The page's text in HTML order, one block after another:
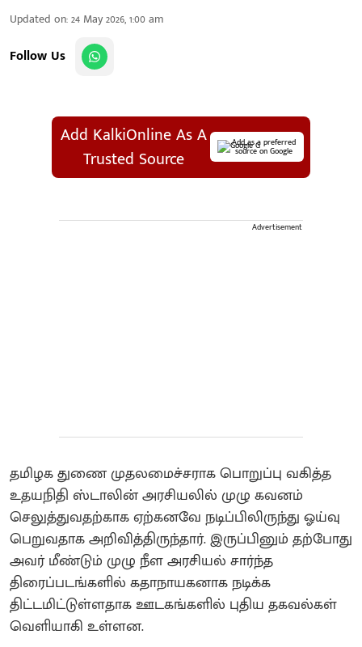
Updated on:24 May 2026, 1:00 am
Follow Us
Add KalkiOnline As A
Trusted Source
Add as a preferred
source on Google
Advertisement
தமிழக துணை முதலமைச்சராக பொறுப்பு வகித்த
உதயநிதி ஸ்டாலின் அரசியலில் முழு கவனம்
செலுத்துவதற்காக ஏற்கனவே நடிப்பிலிருந்து ஓய்வு
பெறுவதாக அறிவித்திருந்தார். இருப்பினும் தற்போது
அவர் மீண்டும் முழு நீள அரசியல் சார்ந்த
திரைப்படங்களில் கதாநாயகனாக நடிக்க
திட்டமிட்டுள்ளதாக ஊடகங்களில் புதிய தகவல்கள்
வெளியாகி உள்ளன.